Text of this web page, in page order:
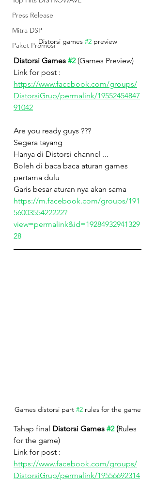
Press Release
Mitra DSP
Paket PromosiDistorsi games #2 preview
Distorsi Games #2 (Games Preview)
Link for post :
https://www.facebook.com/groups/
DistorsiGrup/permalink/19552454847
91042
Are you ready guys ???
Segera tayang
Hanya di Distorsi channel ...
Boleh di baca baca aturan games
pertama dulu
Garis besar aturan nya akan sama
https://m.facebook.com/groups/191
5600355422222?
view=permalink&id=19284932941329
28
Games distorsi part #2 rules for the game
Tahap final Distorsi Games #2 (Rules
for the game)
Link for post :
https://www.facebook.com/groups/
DistorsiGrup/permalink/19556692314